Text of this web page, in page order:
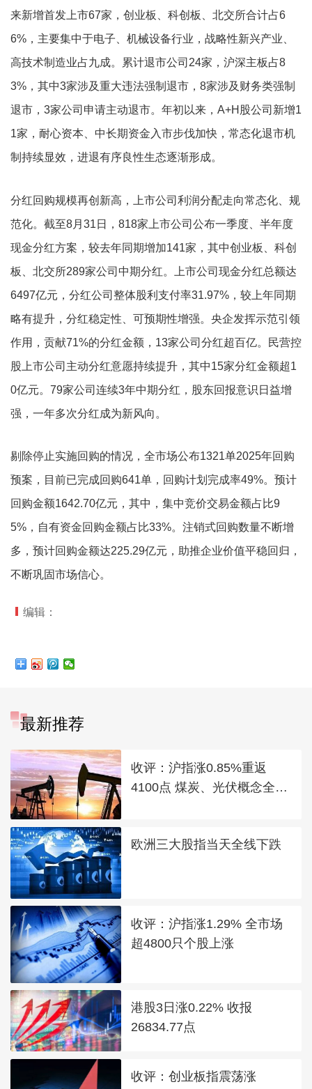
来新增首发上市67家，创业板、科创板、北交所合计占6
6%，主要集中于电子、机械设备行业，战略性新兴产业、
高技术制造业占九成。累计退市公司24家，沪深主板占8
3%，其中3家涉及重大违法强制退市，8家涉及财务类强制
退市，3家公司申请主动退市。年初以来，A+H股公司新增1
1家，耐心资本、中长期资金入市步伐加快，常态化退市机
制持续显效，进退有序良性生态逐渐形成。
分红回购规模再创新高，上市公司利润分配走向常态化、规
范化。截至8月31日，818家上市公司公布一季度、半年度
现金分红方案，较去年同期增加141家，其中创业板、科创
板、北交所289家公司中期分红。上市公司现金分红总额达
6497亿元，分红公司整体股利支付率31.97%，较上年同期
略有提升，分红稳定性、可预期性增强。央企发挥示范引领
作用，贡献71%的分红金额，13家公司分红超百亿。民营控
股上市公司主动分红意愿持续提升，其中15家分红金额超1
0亿元。79家公司连续3年中期分红，股东回报意识日益增
强，一年多次分红成为新风向。
剔除停止实施回购的情况，全市场公布1321单2025年回购
预案，目前已完成回购641单，回购计划完成率49%。预计
回购金额1642.70亿元，其中，集中竞价交易金额占比9
5%，自有资金回购金额占比33%。注销式回购数量不断增
多，预计回购金额达225.29亿元，助推企业价值平稳回归，
不断巩固市场信心。
编辑：
最新推荐
收评：沪指涨0.85%重返
4100点 煤炭、光伏概念全线
欧洲三大股指当天全线下跌
收评：沪指涨1.29% 全市场
超4800只个股上涨
港股3日涨0.22% 收报
26834.77点
收评：创业板指震荡涨